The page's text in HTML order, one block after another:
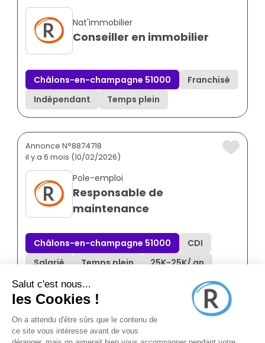
Nat'immobilier
Conseiller en immobilier
Châlons-en-champagne 51000
Franchisé
Indépendant
Temps plein
Annonce N°8874718
il y a 6 mois (10/02/2026)
Pole-emploi
Responsable de
maintenance
Châlons-en-champagne 51000
CDI
Salarié
Temps plein 25K-25K/ an
il y a 9 mois (11/11/2025)